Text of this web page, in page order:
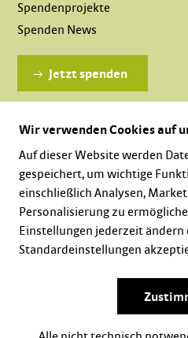
Spendenprojekte
Spenden News
Jetzt spenden
Dauerhaft spenden
Impressum
Wir verwenden Cookies auf
Auf dieser Website werden
gespeichert, um wichtige
einschließlich Analysen,
Personalisierung zu
Einstellungen jederzeit ändern
Standardeinstellungen